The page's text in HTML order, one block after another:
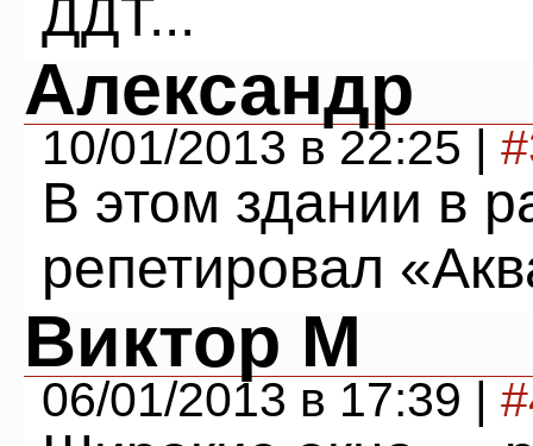
ДДТ...
Александр
10/01/2013 в 22:25 |
В этом здании в
репетировал
Виктор М
06/01/2013 в 17:39 |